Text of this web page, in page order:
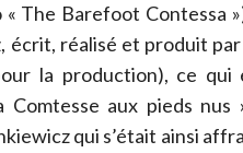
« The Barefoot Contessa
écrit, réalisé et produit par
la production), ce qui
Comtesse aux pieds nus
qui s’était ainsi